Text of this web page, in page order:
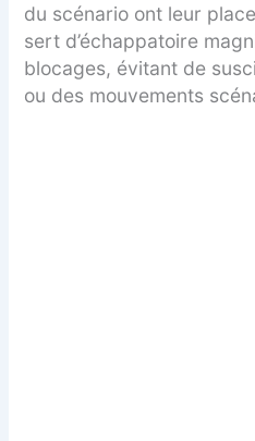
du scénario ont leur
sert d’échappatoire
blocages, évitant de
ou des mouvements